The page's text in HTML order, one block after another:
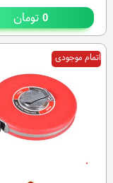
0تومان
اتمام موجودی